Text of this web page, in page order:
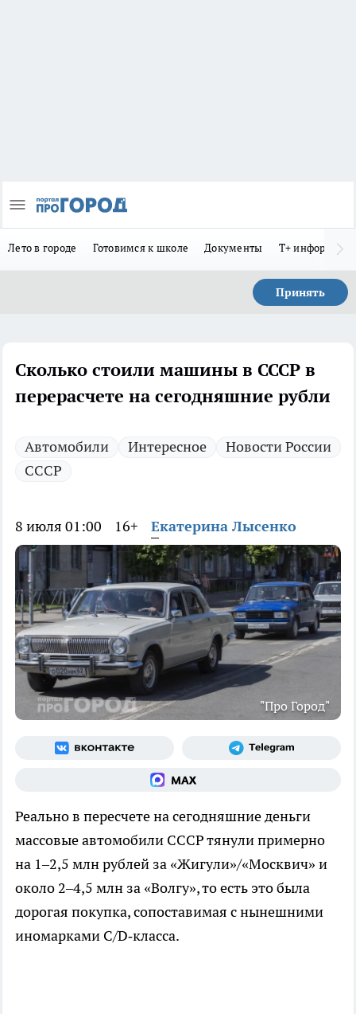
Лето в городе Готовимся к школе Документы Т+
Принять
Сколько стоили машины в СССР в
перерасчете на сегодняшние рубли
Автомобили Интересное
Новости России
СССР
8 июля 01:00 16+ Екатерина Лысенко
"Про Город"
Реально в пересчете на сегодняшние деньги
массовые автомобили СССР тянули примерно
на 1–2,5 млн рублей за «Жигули»/«Москвич» и
около 2–4,5 млн за «Волгу», то есть это была
дорогая покупка, сопоставимая с нынешними
иномарками C/D‑класса.